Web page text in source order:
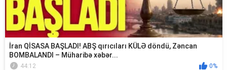
İran QİSASA BAŞLADI! ABŞ qırıcıları KÜLƏ döndü, Zəncan
BOMBALANDI – Müharibə xəbər...
44:12
0%